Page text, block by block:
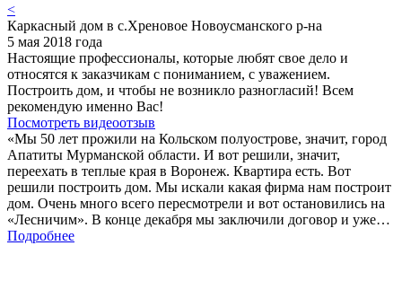
<
Каркасный дом в с.Хреновое Новоусманского р-на
5 мая 2018 года
Настоящие профессионалы, которые любят свое дело и
относятся к заказчикам с пониманием, с уважением.
Построить дом, и чтобы не возникло разногласий! Всем
рекомендую именно Вас!
Посмотреть видеоотзыв
«Мы 50 лет прожили на Кольском полуострове, значит, город
Апатиты Мурманской области. И вот решили, значит,
переехать в теплые края в Воронеж. Квартира есть. Вот
решили построить дом. Мы искали какая фирма нам построит
дом. Очень много всего пересмотрели и вот остановились на
«Лесничим». В конце декабря мы заключили договор и уже…
Подробнее